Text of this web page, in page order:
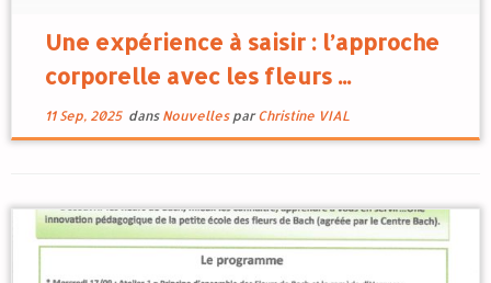
Corporelle […]
Une expérience à saisir : l’approche
corporelle avec les fleurs ...
11 Sep, 2025dans Nouvelles parChristine VIAL